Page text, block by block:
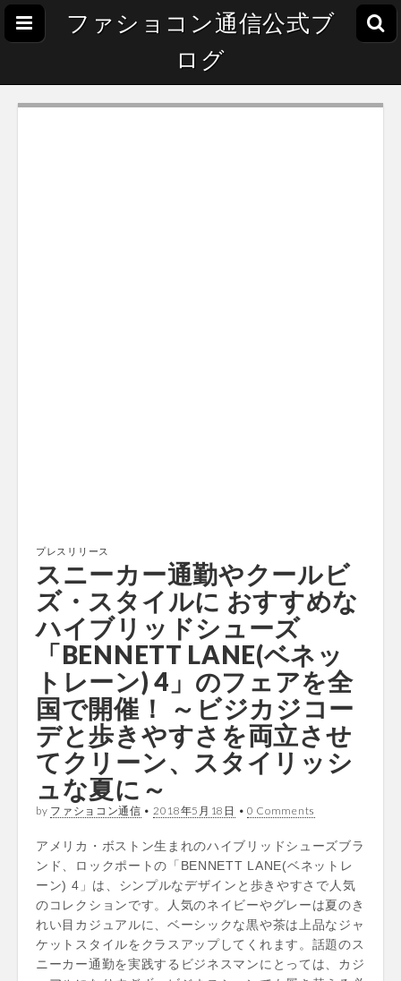
ファショコン通信公式ブ
ログ
プレスリリース
スニーカー通勤やクールビ
ズ・スタイルに おすすめな
ハイブリッドシューズ
「BENNETT LANE(ベネッ
トレーン) 4」のフェアを全
国で開催！ ～ビジカジコー
デと歩きやすさを両立させ
てクリーン、スタイリッシ
ュな夏に～
by ファショコン通信 • 2018年5月18日 • 0 Comments
アメリカ・ボストン生まれのハイブリッドシューズブラ
ンド、ロックポートの「BENNETT LANE(ベネットレ
ーン) 4」は、シンプルなデザインと歩きやすさで人気
のコレクションです。人気のネイビーやグレーは夏のき
れい目カジュアルに、ベーシックな黒や茶は上品なジャ
ケットスタイルをクラスアップしてくれます。話題のス
ニーカー通勤を実践するビジネスマンにとっては、カジ